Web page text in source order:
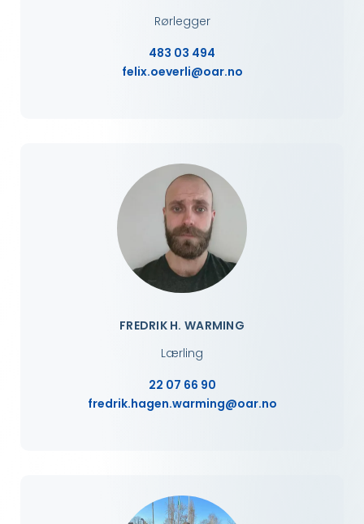
Rørlegger
483 03 494
felix.oeverli@oar.no
FREDRIK H. WARMING
Lærling
22 07 66 90
fredrik.hagen.warming@oar.no